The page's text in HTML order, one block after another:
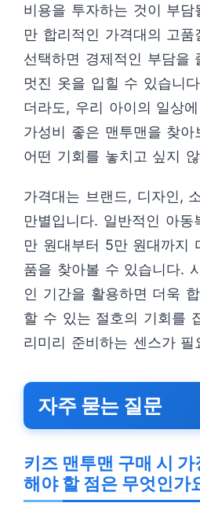
비용을 투자하는 것이 부
만 합리적인 가격대의 고
선택하면 경제적인 부담을
멋진 옷을 입힐 수 있습니
더라도, 우리 아이의 일상
가성비 좋은 맨투맨을 찾
어떤 기회를 놓치고 싶지
가격대는 브랜드, 디자인,
만별입니다. 일반적인 아
만 원대부터 5만 원대까지
품을 찾아볼 수 있습니다.
인 기간을 활용하면 더욱
할 수 있는 절호의 기회를
리미리 준비하는 센스가 필
자주 묻는 질문
키즈 맨투맨 구매 시 가
해야 할 점은 무엇인가